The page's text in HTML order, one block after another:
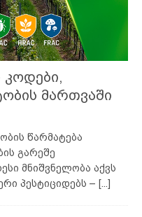
კოდები,
მართვაში
წარმატება
გარეშე
მნიშვნელობა აქვს
პესტიციდებს – [...]